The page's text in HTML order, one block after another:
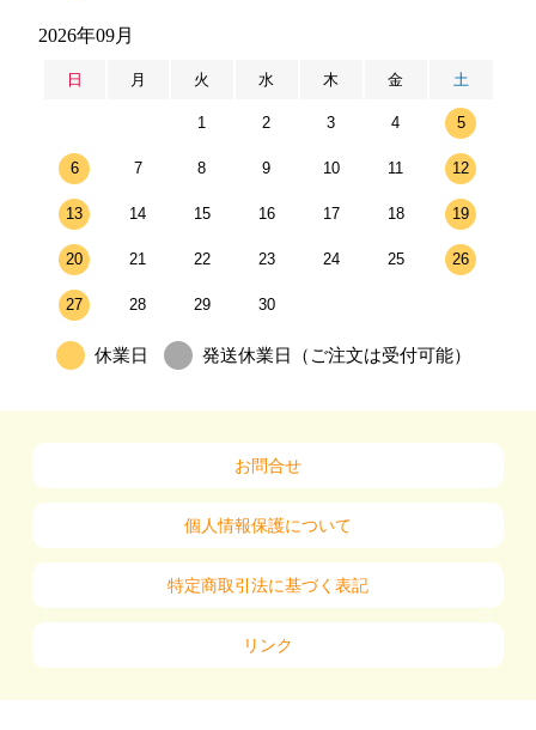
2026年09月
日 月 火 水 木 金 土
1 2 3 4 5
6 7 8 9 10 11 12
13 14 15 16 17 18 19
20 21 22 23 24 25 26
27 28 29 30
休業日 発送休業日（ご注文は受付可能）
お問合せ
個人情報保護について
特定商取引法に基づく表記
リンク